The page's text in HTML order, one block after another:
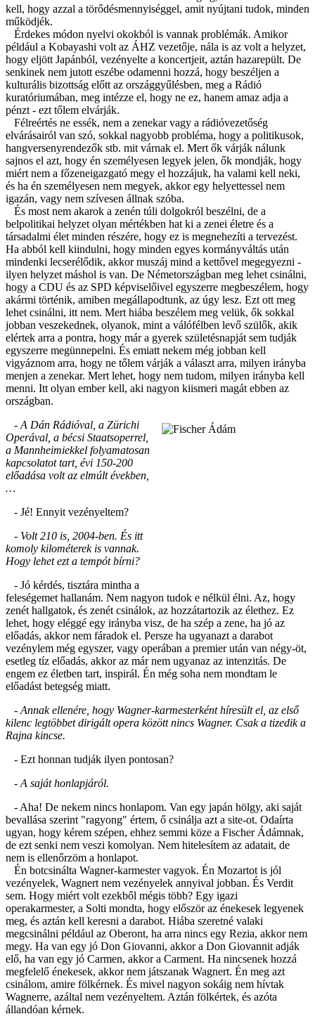
kell, hogy azzal a törődésmennyiséggel, amit nyújtani tudok, minden
működjék.
Érdekes módon nyelvi okokból is vannak problémák. Amikor
például a Kobayashi volt az ÁHZ vezetője, nála is az volt a helyzet,
hogy eljött Japánból, vezényelte a koncertjeit, aztán hazarepült. De
senkinek nem jutott eszébe odamenni hozzá, hogy beszéljen a
kulturális bizottság előtt az országgyűlésben, meg a Rádió
kuratóriumában, meg intézze el, hogy ne ez, hanem amaz adja a
pénzt - ezt tőlem elvárják.
Félreértés ne essék, nem a zenekar vagy a rádióvezetőség
elvárásairól van szó, sokkal nagyobb probléma, hogy a politikusok,
hangversenyrendezők stb. mit várnak el. Mert ők várják nálunk
sajnos el azt, hogy én személyesen legyek jelen, ők mondják, hogy
miért nem a főzeneigazgató megy el hozzájuk, ha valami kell neki,
és ha én személyesen nem megyek, akkor egy helyettessel nem
igazán, vagy nem szívesen állnak szóba.
És most nem akarok a zenén túli dolgokról beszélni, de a
belpolitikai helyzet olyan mértékben hat ki a zenei életre és a
társadalmi élet minden részére, hogy ez is megnehezíti a tervezést.
Ha abból kell kiindulni, hogy minden egyes kormányváltás után
mindenki lecserélődik, akkor muszáj mind a kettővel megegyezni -
ilyen helyzet máshol is van. De Németországban meg lehet csinálni,
hogy a CDU és az SPD képviselőivel egyszerre megbeszélem, hogy
akármi történik, amiben megállapodtunk, az úgy lesz. Ezt ott meg
lehet csinálni, itt nem. Mert hiába beszélem meg velük, ők sokkal
jobban veszekednek, olyanok, mint a válófélben levő szülők, akik
elértek arra a pontra, hogy már a gyerek születésnapját sem tudják
egyszerre megünnepelni. És emiatt nekem még jobban kell
vigyáznom arra, hogy ne tőlem várják a választ arra, milyen irányba
menjen a zenekar. Mert lehet, hogy nem tudom, milyen irányba kell
menni. Itt olyan ember kell, aki nagyon kiismeri magát ebben az
országban.
- A Dán Rádióval, a Zürichi
Operával, a bécsi Staatsoperrel,
a Mannheimiekkel folyamatosan
kapcsolatot tart, évi 150-200
előadása volt az elmúlt években,
…
- Jé! Ennyit vezényeltem?
- Volt 210 is, 2004-ben. És itt
komoly kilométerek is vannak.
Hogy lehet ezt a tempót bírni?
- Jó kérdés, tisztára mintha a
feleségemet hallanám. Nem nagyon tudok e nélkül élni. Az, hogy
zenét hallgatok, és zenét csinálok, az hozzátartozik az élethez. Ez
lehet, hogy eléggé egy irányba visz, de ha szép a zene, ha jó az
előadás, akkor nem fáradok el. Persze ha ugyanazt a darabot
vezénylem még egyszer, vagy operában a premier után van négy-öt,
esetleg tíz előadás, akkor az már nem ugyanaz az intenzitás. De
engem ez életben tart, inspirál. Én még soha nem mondtam le
előadást betegség miatt.
- Annak ellenére, hogy Wagner-karmesterként híresült el, az első
kilenc legtöbbet dirigált opera között nincs Wagner. Csak a tizedik a
Rajna kincse.
- Ezt honnan tudják ilyen pontosan?
- A saját honlapjáról.
- Aha! De nekem nincs honlapom. Van egy japán hölgy, aki saját
bevallása szerint "ragyong" értem, ő csinálja azt a site-ot. Odaírta
ugyan, hogy kérem szépen, ehhez semmi köze a Fischer Ádámnak,
de ezt senki nem veszi komolyan. Nem hitelesítem az adatait, de
nem is ellenőrzöm a honlapot.
Én botcsinálta Wagner-karmester vagyok. Én Mozartot is jól
vezényelek, Wagnert nem vezényelek annyival jobban. És Verdit
sem. Hogy miért volt ezekből mégis több? Egy igazi
operakarmester, a Solti mondta, hogy először az énekesek legyenek
meg, és aztán kell keresni a darabot. Hiába szeretné valaki
megcsinálni például az Oberont, ha arra nincs egy Rezia, akkor nem
megy. Ha van egy jó Don Giovanni, akkor a Don Giovannit adják
elő, ha van egy jó Carmen, akkor a Carment. Ha nincsenek hozzá
megfelelő énekesek, akkor nem játszanak Wagnert. Én meg azt
csinálom, amire fölkérnek. És mivel nagyon sokáig nem hívtak
Wagnerre, azáltal nem vezényeltem. Aztán fölkértek, és azóta
állandóan kérnek.